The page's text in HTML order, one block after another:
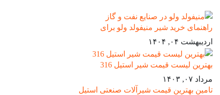
راهنمای خرید شیر منیفولد ولو برای
اردیبهشت ۰۴, ۱۴۰۴
بهترین لیست قیمت شیر استیل 316
مرداد ۰۷, ۱۴۰۳
تامین بهترین قیمت شیرآلات صنعتی استیل